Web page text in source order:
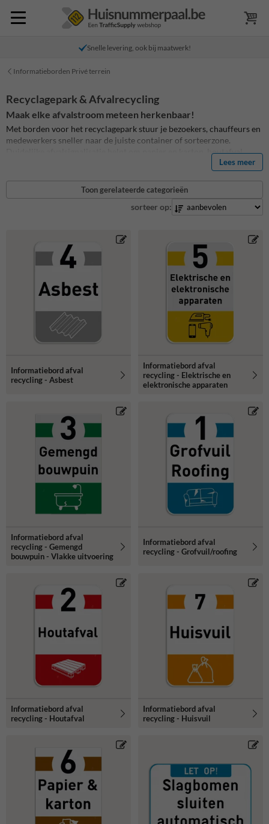
Snelle levering, ook bij maatwerk!
Informatieborden Privé terrein
Recyclagepark & Afvalrecycling
Maak elke afvalstroom meteen herkenbaar!
Met borden voor het recyclagepark stuur je bezoekers, chauffeurs en
medewerkers sneller naar de juiste container of sorteerzone.
Duidelijke afvalsignalisatie helpt om papier en karton, houtafval,
bouwpuin, elektronisch afval, grofvuil, restafval en andere fracties
overzichtelijk aan te duiden. Handig voor recyclageparken,
containerparken, gemeentelijke diensten, scholen, magazijnen,
productiebedrijven en bedrijfssites met een eigen afvalstraat.
afvalbord, een recyclingbord, een containerbord voor afval of een
informatiebord voor afval en recycling met eigen tekst. Zo maak je de
sorteerlogica duidelijk voor iemand twijfelt, draait of verkeerd stort.
Lees meer
Toon gerelateerde categorieën
sorteer op:
Informatiebord afval
recycling - Asbest
Informatiebord afval
recycling - Elektrische en
elektronische apparaten
Informatiebord afval
recycling - Gemengd
bouwpuin - Vlakke uitvoering
Informatiebord afval
recycling - Grofvuil/roofing
Informatiebord afval
recycling - Houtafval
Informatiebord afval
recycling - Huisvuil